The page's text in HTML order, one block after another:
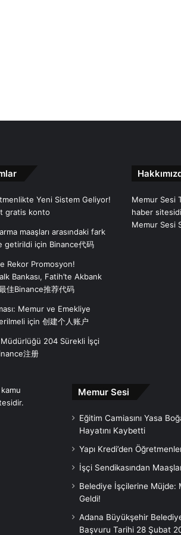
Yeni Sistem Geliyor!
gratis konto
maaşları arasındaki fark
getirildi için Binance代码
Rekor Promosyon!
Bankası, Fatih’te Akbank
佳Binance推荐代码
Memur ve Emekliye
için 创建个人账户
204 Sürekli İşçi
注册
Memur Sesi
haber
Memur Sesi
Memur Sesi
Eğitim Camiasını Yasa
Hayatını Kaybetti
Yapı Kredi’den
İşçi Sendikasından
Belediye İşçilerine Müjde:
Geldi!
Adana Büyükşehir
Başvuru Tarihi 28 Şubat